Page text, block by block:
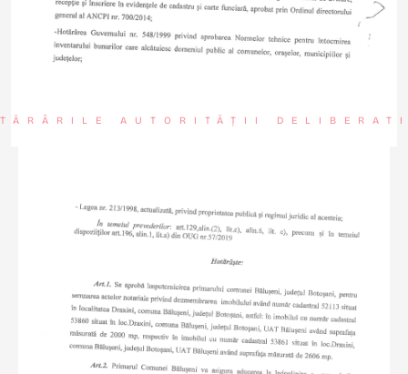
AUTORITĂȚII